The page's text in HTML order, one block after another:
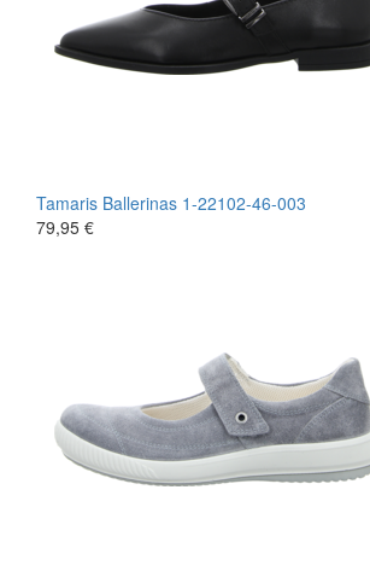
Tamaris Ballerinas 1-22102-46-003
79,95 €